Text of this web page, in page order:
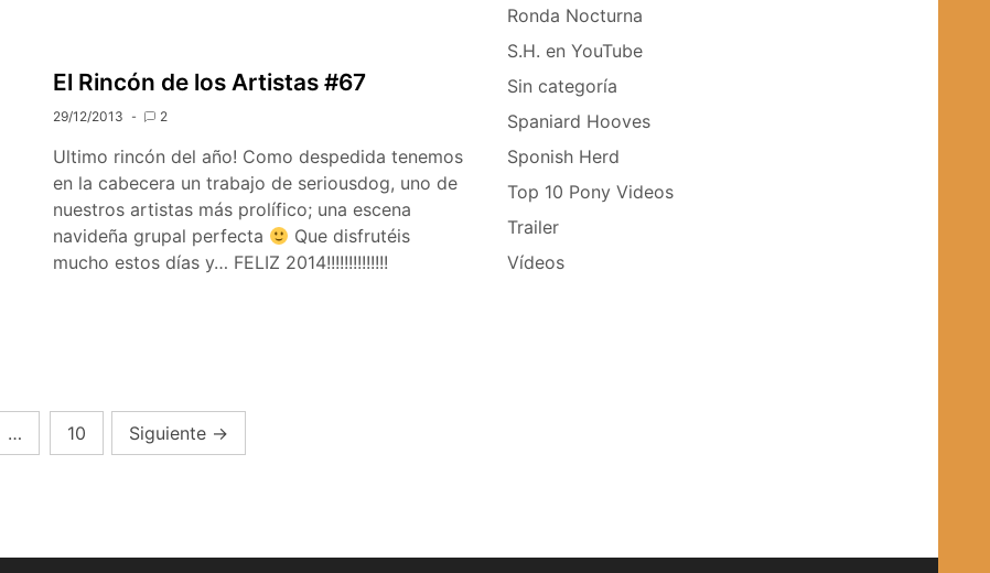
El Rincón de los Artistas #67
29/12/2013 2
Ultimo rincón del año! Como despedida tenemos
en la cabecera un trabajo de seriousdog, uno de
nuestros artistas más prolífico; una escena
navideña grupal perfecta
Que disfrutéis
mucho estos días y… FELIZ 2014!!!!!!!!!!!!!!
… 10 Siguiente →
Ronda Nocturna
S.H. en YouTube
Sin categoría
Spaniard Hooves
Sponish Herd
Top 10 Pony Videos
Trailer
Vídeos